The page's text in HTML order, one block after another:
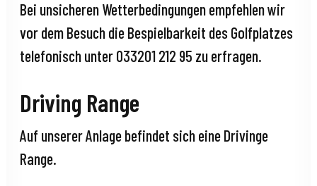
Bei unsicheren Wetterbedingungen empfehlen wir
vor dem Besuch die Bespielbarkeit des Golfplatzes
telefonisch unter 033201 212 95 zu erfragen.
Driving Range
Auf unserer Anlage befindet sich eine Drivinge
Range.